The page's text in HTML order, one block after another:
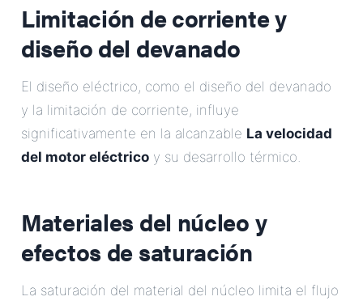
Limitación de corriente y
diseño del devanado
El diseño eléctrico, como el diseño del devanado
y la limitación de corriente, influye
significativamente en la alcanzable La velocidad
del motor eléctrico y su desarrollo térmico.
Materiales del núcleo y
efectos de saturación
La saturación del material del núcleo limita el flujo